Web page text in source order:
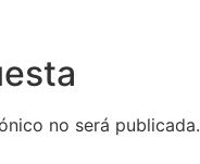
no será publicada.